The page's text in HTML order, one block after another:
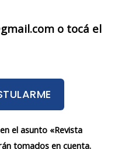
o tocá el
el asunto «Revista
tomados en cuenta.